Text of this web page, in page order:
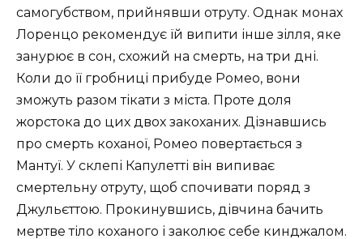
самогубством, прийнявши отруту. Однак монах
Лоренцо рекомендує їй випити інше зілля, яке
занурює в сон, схожий на смерть, на три дні.
Коли до її гробниці прибуде Ромео, вони
зможуть разом тікати з міста. Проте доля
жорстока до цих двох закоханих. Дізнавшись
про смерть коханої, Ромео повертається з
Мантуї. У склепі Капулетті він випиває
смертельну отруту, щоб спочивати поряд з
Джульєттою. Прокинувшись, дівчина бачить
мертве тіло коханого і заколює себе кинджалом.